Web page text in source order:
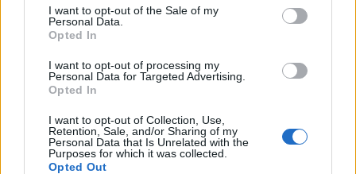
consent section.
I want to opt-out of the Sale of my
Personal Data.
Opted In
I want to opt-out of processing my
Personal Data for Targeted Advertising.
Opted In
I want to opt-out of Collection, Use,
Retention, Sale, and/or Sharing of my
Personal Data that Is Unrelated with the
Purposes for which it was collected.
Opted Out
Continua a leggere